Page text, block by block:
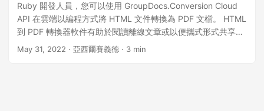
Ruby 開發人員，您可以使用 GroupDocs.Conversion Cloud
API 在雲端以編程方式將 HTML 文件轉換為 PDF 文檔。 HTML
到 PDF 轉換器軟件有助於閱讀離線文章或以便攜式形式共享轉
換後的文件。在本文中，我們將學習如何在 Ruby 中使用 REST
May 31, 2022 · 亞西爾賽義德 · 3 min